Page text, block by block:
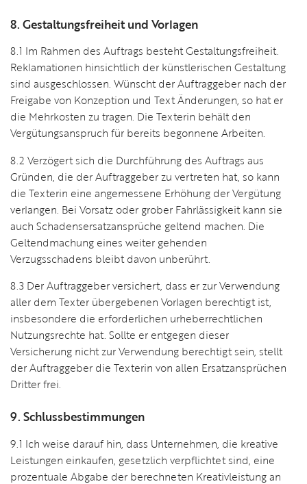
8. Gestaltungsfreiheit und Vorlagen
8.1 Im Rahmen des Auftrags besteht Gestaltungsfreiheit.
Reklamationen hinsichtlich der künstlerischen Gestaltung
sind ausgeschlossen. Wünscht der Auftraggeber nach der
Freigabe von Konzeption und Text Änderungen, so hat er
die Mehrkosten zu tragen. Die Texterin behält den
Vergütungsanspruch für bereits begonnene Arbeiten.
8.2 Verzögert sich die Durchführung des Auftrags aus
Gründen, die der Auftraggeber zu vertreten hat, so kann
die Texterin eine angemessene Erhöhung der Vergütung
verlangen. Bei Vorsatz oder grober Fahrlässigkeit kann sie
auch Schadensersatzansprüche geltend machen. Die
Geltendmachung eines weiter gehenden
Verzugsschadens bleibt davon unberührt.
8.3 Der Auftraggeber versichert, dass er zur Verwendung
aller dem Texter übergebenen Vorlagen berechtigt ist,
insbesondere die erforderlichen urheberrechtlichen
Nutzungsrechte hat. Sollte er entgegen dieser
Versicherung nicht zur Verwendung berechtigt sein, stellt
der Auftraggeber die Texterin von allen Ersatzansprüchen
Dritter frei.
9. Schlussbestimmungen
9.1 Ich weise darauf hin, dass Unternehmen, die kreative
Leistungen einkaufen, gesetzlich verpflichtet sind, eine
prozentuale Abgabe der berechneten Kreativleistung an